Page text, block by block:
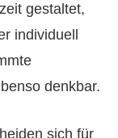
gestaltet,
individuell
denkbar.
sich für